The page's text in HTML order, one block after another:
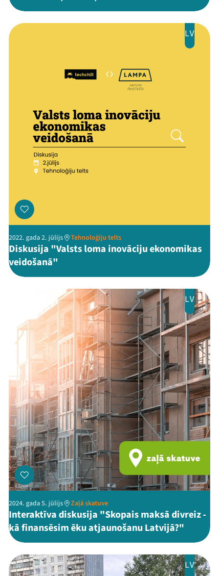
Arhīvs
Jaunumi
Ziedo
ThreadsFacebookYoutube
X Instagram
Flick TikTok
LV
2022. gada 2. jūlijs Tehnoloģiju telts
Diskusija "Valsts loma inovāciju ekonomikas
veidošanā"
LV
2024. gada 5. jūlijs Zaļā skatuve
Interaktīva diskusija "Skopais maksā divreiz -
kā finansēsim ēku atjaunošanu Latvijā?"
LV